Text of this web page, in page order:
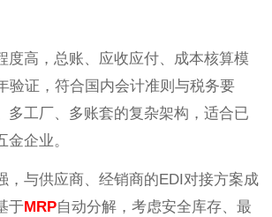
度高，总账、应收应付、成本核算模
验证，符合国内会计准则与税务要
多工厂、多账套的复杂架构，适合已
企业。
，与供应商、经销商的EDI对接方案成
于MRP自动分解，考虑安全库存、最